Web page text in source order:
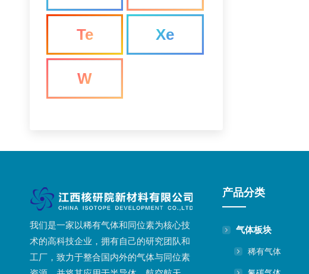
Te Xe
W
我们是一家以稀有气体和同位素为核心技
术的高科技企业，拥有自己的研究团队和
工厂，致力于整合国内外的气体与同位素
产品分类
气体板块
稀有气体